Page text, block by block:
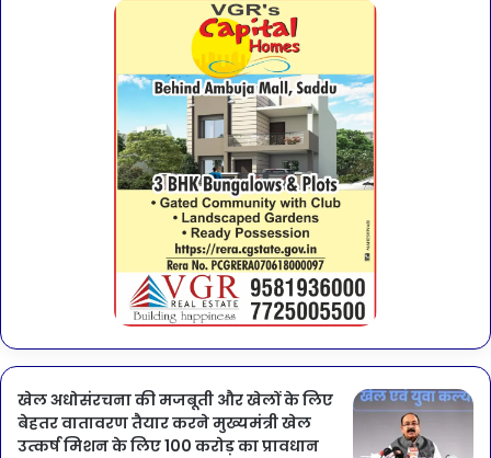
खेल अधोसंरचना की मजबूती और खेलों के लिए
बेहतर वातावरण तैयार करने मुख्यमंत्री खेल
उत्कर्ष मिशन के लिए 100 करोड़ का प्रावधान